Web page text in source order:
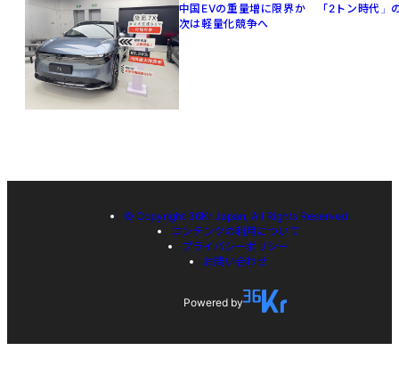
中国EVの重量増に限界か 「2トン時代」
次は軽量化競争へ
© Copyright 36Kr Japan, All Rights Reserved
コンテンツの利用について
プライバシーポリシー
お問い合わせ
Powered by